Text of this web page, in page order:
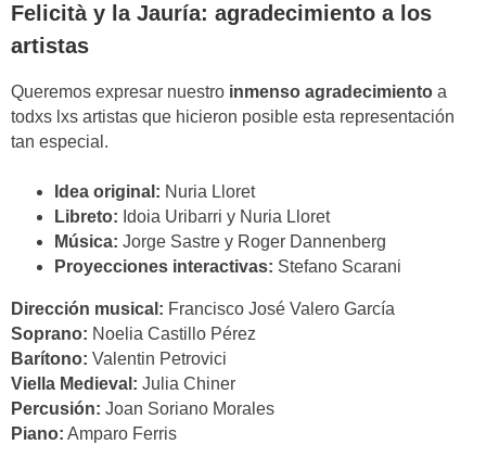
Felicità y la Jauría: agradecimiento a los
artistas
Queremos expresar nuestro inmenso agradecimiento a
todxs lxs artistas que hicieron posible esta representación
tan especial.
Idea original: Nuria Lloret
Libreto: Idoia Uribarri y Nuria Lloret
Música: Jorge Sastre y Roger Dannenberg
Proyecciones interactivas: Stefano Scarani
Dirección musical: Francisco José Valero García
Soprano: Noelia Castillo Pérez
Barítono: Valentin Petrovici
Viella Medieval: Julia Chiner
Percusión: Joan Soriano Morales
Piano: Amparo Ferris